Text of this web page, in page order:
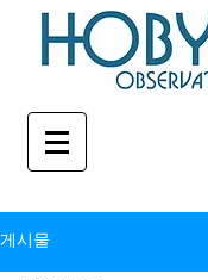
게시물